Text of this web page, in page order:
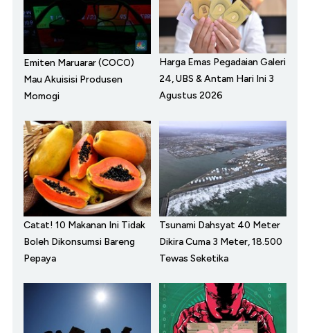
Emiten Maruarar (COCO)
Mau Akuisisi Produsen
Momogi
Harga Emas Pegadaian Galeri
24, UBS & Antam Hari Ini 3
Agustus 2026
Catat! 10 Makanan Ini Tidak
Boleh Dikonsumsi Bareng
Pepaya
Tsunami Dahsyat 40 Meter
Dikira Cuma 3 Meter, 18.500
Tewas Seketika